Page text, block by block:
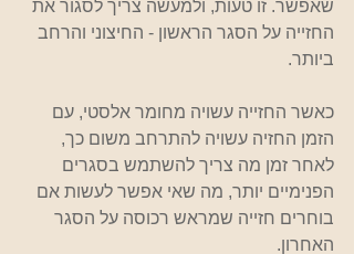
שאפשר. זו טעות, ולמעשה צריך לסגור את
החזייה על הסגר הראשון - החיצוני והרחב
ביותר.
כאשר החזייה עשויה מחומר אלסטי, עם
הזמן החזיה עשויה להתרחב משום כך,
לאחר זמן מה צריך להשתמש בסגרים
הפנימיים יותר, מה שאי אפשר לעשות אם
בוחרים חזייה שמראש רכוסה על הסגר
האחרון.